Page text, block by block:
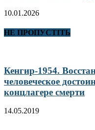
10.01.2026
НЕ ПРОПУСТІТЬ
Кенгир-1954.
человеческое
концлагере смерти
14.05.2019